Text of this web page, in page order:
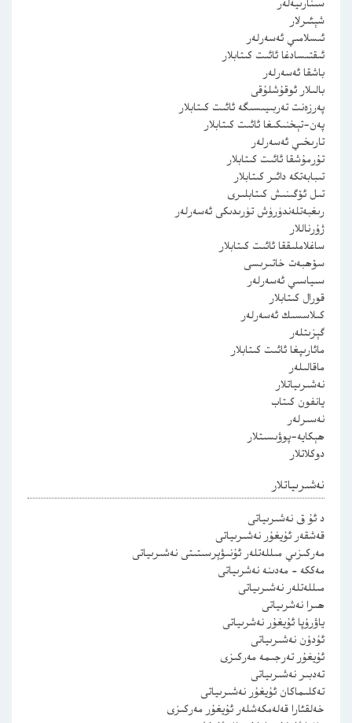
سىنارىيەلەر
شېئىرلار
ئىسلامىي ئەسەرلەر
ئىقتىسادغا ئائىت كىتابلار
باشقا ئەسەرلەر
بالىلار ئوقۇشلۇقى
پەرزەنت تەربىيىسىگە ئائىت كىتابلار
پەن-تېخنىكىغا ئائىت كىتابلار
تارىخىي ئەسەرلەر
تۇرمۇشقا ئائىت كىتابلار
تىبابەتكە دائىر كىتابلار
تىل ئۆگىنىش كىتابلىرى
رىغبەتلەندۈرۈش تۈرىدىكى ئەسەرلەر
ژۇرناللار
ساغلاملىققا ئائىت كىتابلار
سۆھبەت خاتىرىسى
سىياسىي ئەسەرلەر
قورال كىتابلار
كىلاسسىك ئەسەرلەر
گېزىتلەر
مائارىپغا ئائىت كىتابلار
ماقالىلەر
نەشىرىياتلار
يانفون كىتاب
نەسىرلەر
ھېكايە-پوۋىسىتلار
دوكلاتلار
نەشىرىياتلار
د ئۇ ق نەشىرىياتى
قەشقەر ئۇيغۇر نەشىرىياتى
مەركىزىي مىللەتلەر ئۇنىۋېرسىتىتى نەشىرىياتى
مەككە – مەدىنە نەشرىياتى
مىللەتلەر نەشىرىياتى
ھىرا نەشرىياتى
ياۋرۇپا ئۇيغۇر نەشرىياتى
ئۇدۇن نەشىرىياتى
ئۇيغۇر تەرجىمە مەركىزى
تەدبىر نەشىرىياتى
تەكلىماكان ئۇيغۇر نەشىرىياتى
خەلقئارا قەلەمكەشلەر ئۇيغۇر مەركىزى